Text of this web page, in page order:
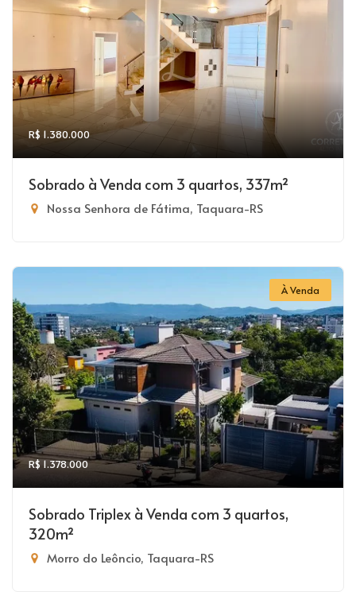
R$ 1.380.000
Sobrado à Venda com 3 quartos, 337m²
Nossa Senhora de Fátima, Taquara-RS
À Venda
R$ 1.378.000
Sobrado Triplex à Venda com 3 quartos,
320m²
Morro do Leôncio, Taquara-RS